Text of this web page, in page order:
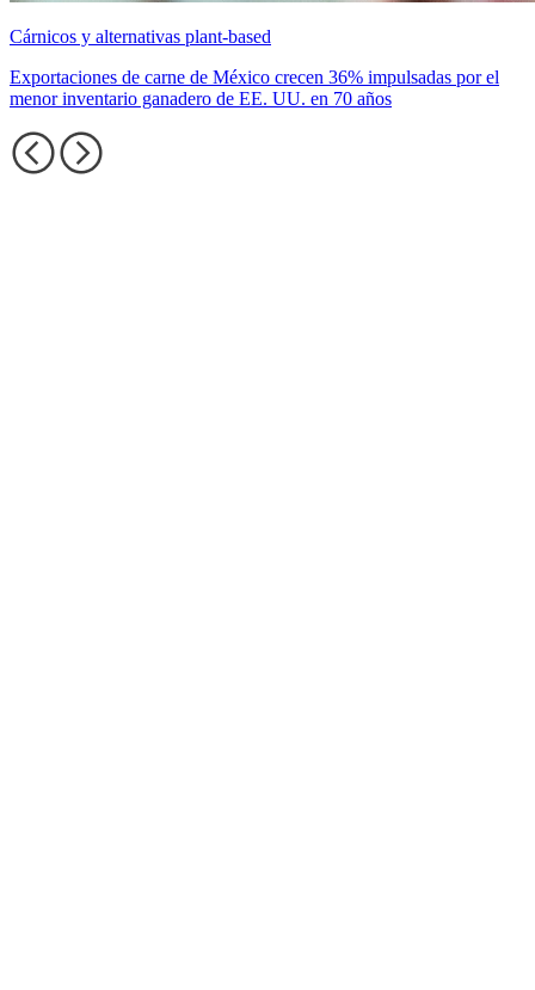
Cárnicos y alternativas plant-based
Exportaciones de carne de México crecen 36% impulsadas por el
menor inventario ganadero de EE. UU. en 70 años